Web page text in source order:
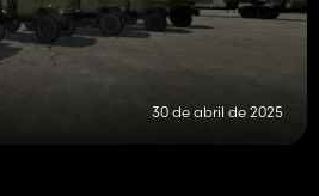
30 de abril de 2025